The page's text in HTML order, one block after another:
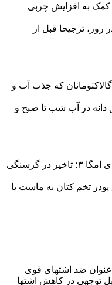
کمک به افزایش چربی‌
۲ تا ۳ فنجان در روز، ترجیحا قبل از
که جذب آب و
در آب شب تا صبح و
ویژگی: سرشار از فیبر و چربی‌های امگا ۳؛ تاخیر در گرسنگی
تخم کتان به ماست یا
عنوان ضد اشتهای قوی
توجهی در کاهش اشتها